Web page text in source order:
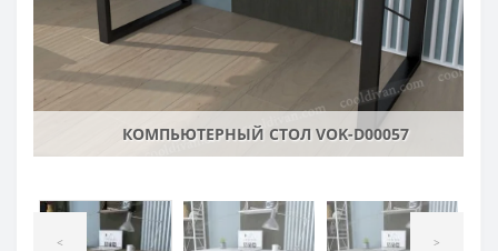
КОМПЬЮТЕРНЫЙ СТОЛ VOK-D00057
< >